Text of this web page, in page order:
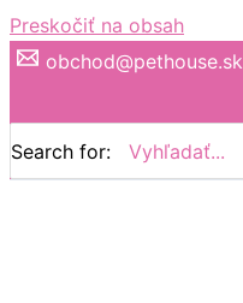
Preskočiť na obsah
obchod@pethouse.sk
Search for: